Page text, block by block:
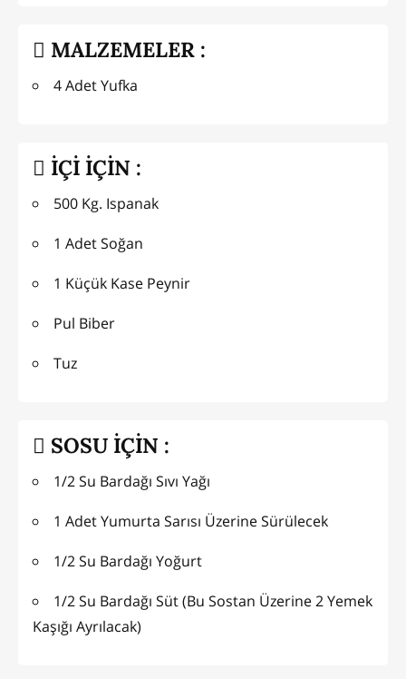
MALZEMELER :
4 Adet Yufka
İÇİ İÇİN :
500 Kg. Ispanak
1 Adet Soğan
1 Küçük Kase Peynir
Pul Biber
Tuz
SOSU İÇİN :
1/2 Su Bardağı Sıvı Yağı
1 Adet Yumurta Sarısı Üzerine Sürülecek
1/2 Su Bardağı Yoğurt
1/2 Su Bardağı Süt (Bu Sostan Üzerine 2 Yemek
Kaşığı Ayrılacak)